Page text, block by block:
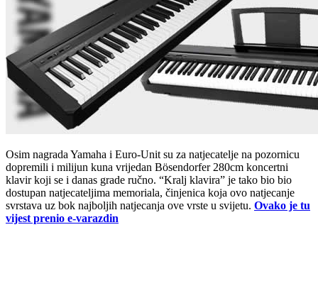
Osim nagrada Yamaha i Euro-Unit su za natjecatelje na pozornicu
dopremili i milijun kuna vrijedan Bösendorfer 280cm koncertni
klavir koji se i danas grade ručno. “Kralj klavira” je tako bio bio
dostupan natjecateljima memoriala, činjenica koja ovo natjecanje
svrstava uz bok najboljih natjecanja ove vrste u svijetu. Ovako je tu
vijest prenio e-varazdin